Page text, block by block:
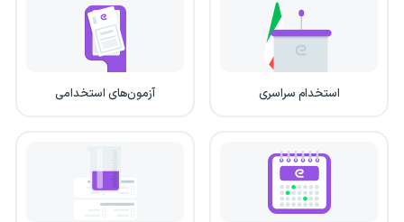
استخدام سراسری آزمون‌های استخدامی